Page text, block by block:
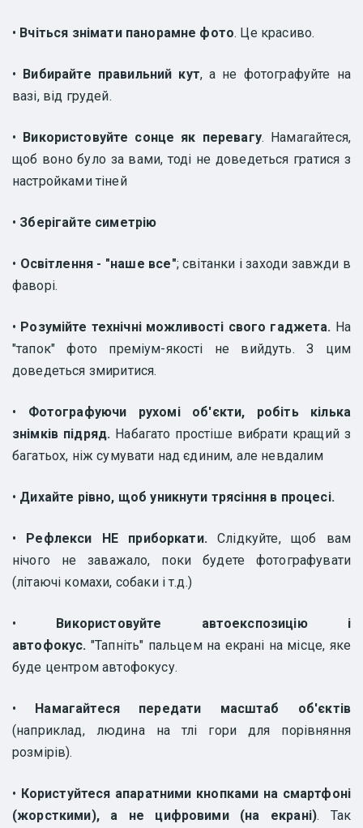
• Вчіться знімати панорамне фото. Це красиво.
• Вибирайте правильний кут, а не фотографуйте на
вазі, від грудей.
• Використовуйте сонце як перевагу. Намагайтеся,
щоб воно було за вами, тоді не доведеться гратися з
настройками тіней
• Зберігайте симетрію
• Освітлення - "наше все"; світанки і заходи завжди в
фаворі.
• Розумійте технічні можливості свого гаджета. На
"тапок" фото преміум-якості не вийдуть. З цим
доведеться змиритися.
• Фотографуючи рухомі об'єкти, робіть кілька
знімків підряд. Набагато простіше вибрати кращий з
багатьох, ніж сумувати над єдиним, але невдалим
• Дихайте рівно, щоб уникнути трясіння в процесі.
• Рефлекси НЕ приборкати. Слідкуйте, щоб вам
нічого не заважало, поки будете фотографувати
(літаючі комахи, собаки і т.д.)
• Використовуйте автоекспозицію і
автофокус. "Тапніть" пальцем на екрані на місце, яке
буде центром автофокусу.
• Намагайтеся передати масштаб об'єктів
(наприклад, людина на тлі гори для порівняння
розмірів).
• Користуйтеся апаратними кнопками на смартфоні
(жорсткими), а не цифровими (на екрані). Так